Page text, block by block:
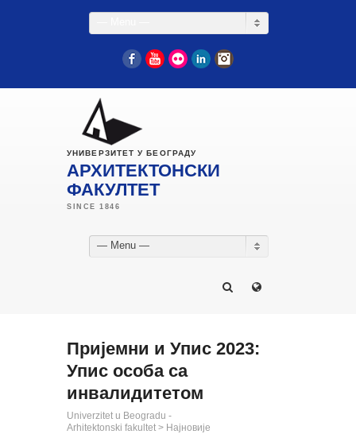
FacebookYouTube
Flickr LinkedIn
УНИВЕРЗИТЕТ У БЕОГРАДУ
АРХИТЕКТОНСКИ
ФАКУЛТЕТ
— Menu —
Пријемни и Упис 2023:
Упис особа са
инвалидитетом
Univerzitet u Beogradu -
Arhitektonski fakultet > Најновије